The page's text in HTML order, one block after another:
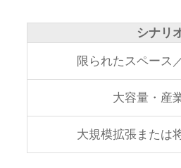
シナリ
限られたスペース
大容量・産
大規模拡張または